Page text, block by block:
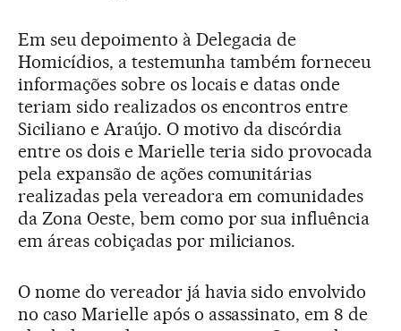
Em seu depoimento à Delegacia de
Homicídios, a testemunha também forneceu
informações sobre os locais e datas onde
teriam sido realizados os encontros entre
Siciliano e Araújo. O motivo da discórdia
entre os dois e Marielle teria sido provocada
pela expansão de ações comunitárias
realizadas pela vereadora em comunidades
da Zona Oeste, bem como por sua influência
em áreas cobiçadas por milicianos.
O nome do vereador já havia sido envolvido
no caso Marielle após o assassinato, em 8 de